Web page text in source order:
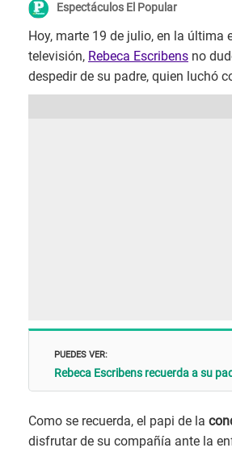
Espectáculos El Popular
Hoy, marte 19 de julio, en la última
televisión, Rebeca Escribens no
despedir de su padre, quien luchó
PUEDES VER:
Rebeca Escribens recuerda a su
Como se recuerda, el papi de la
disfrutar de su compañía ante la